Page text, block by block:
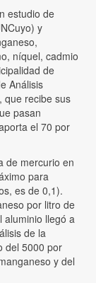
estudio de
y
níquel, cadmio
de
Análisis
que recibe sus
pasan
el 70 por
de mercurio en
para
es de 0,1).
por litro de
aluminio llegó a
de la
del 5000 por
y del